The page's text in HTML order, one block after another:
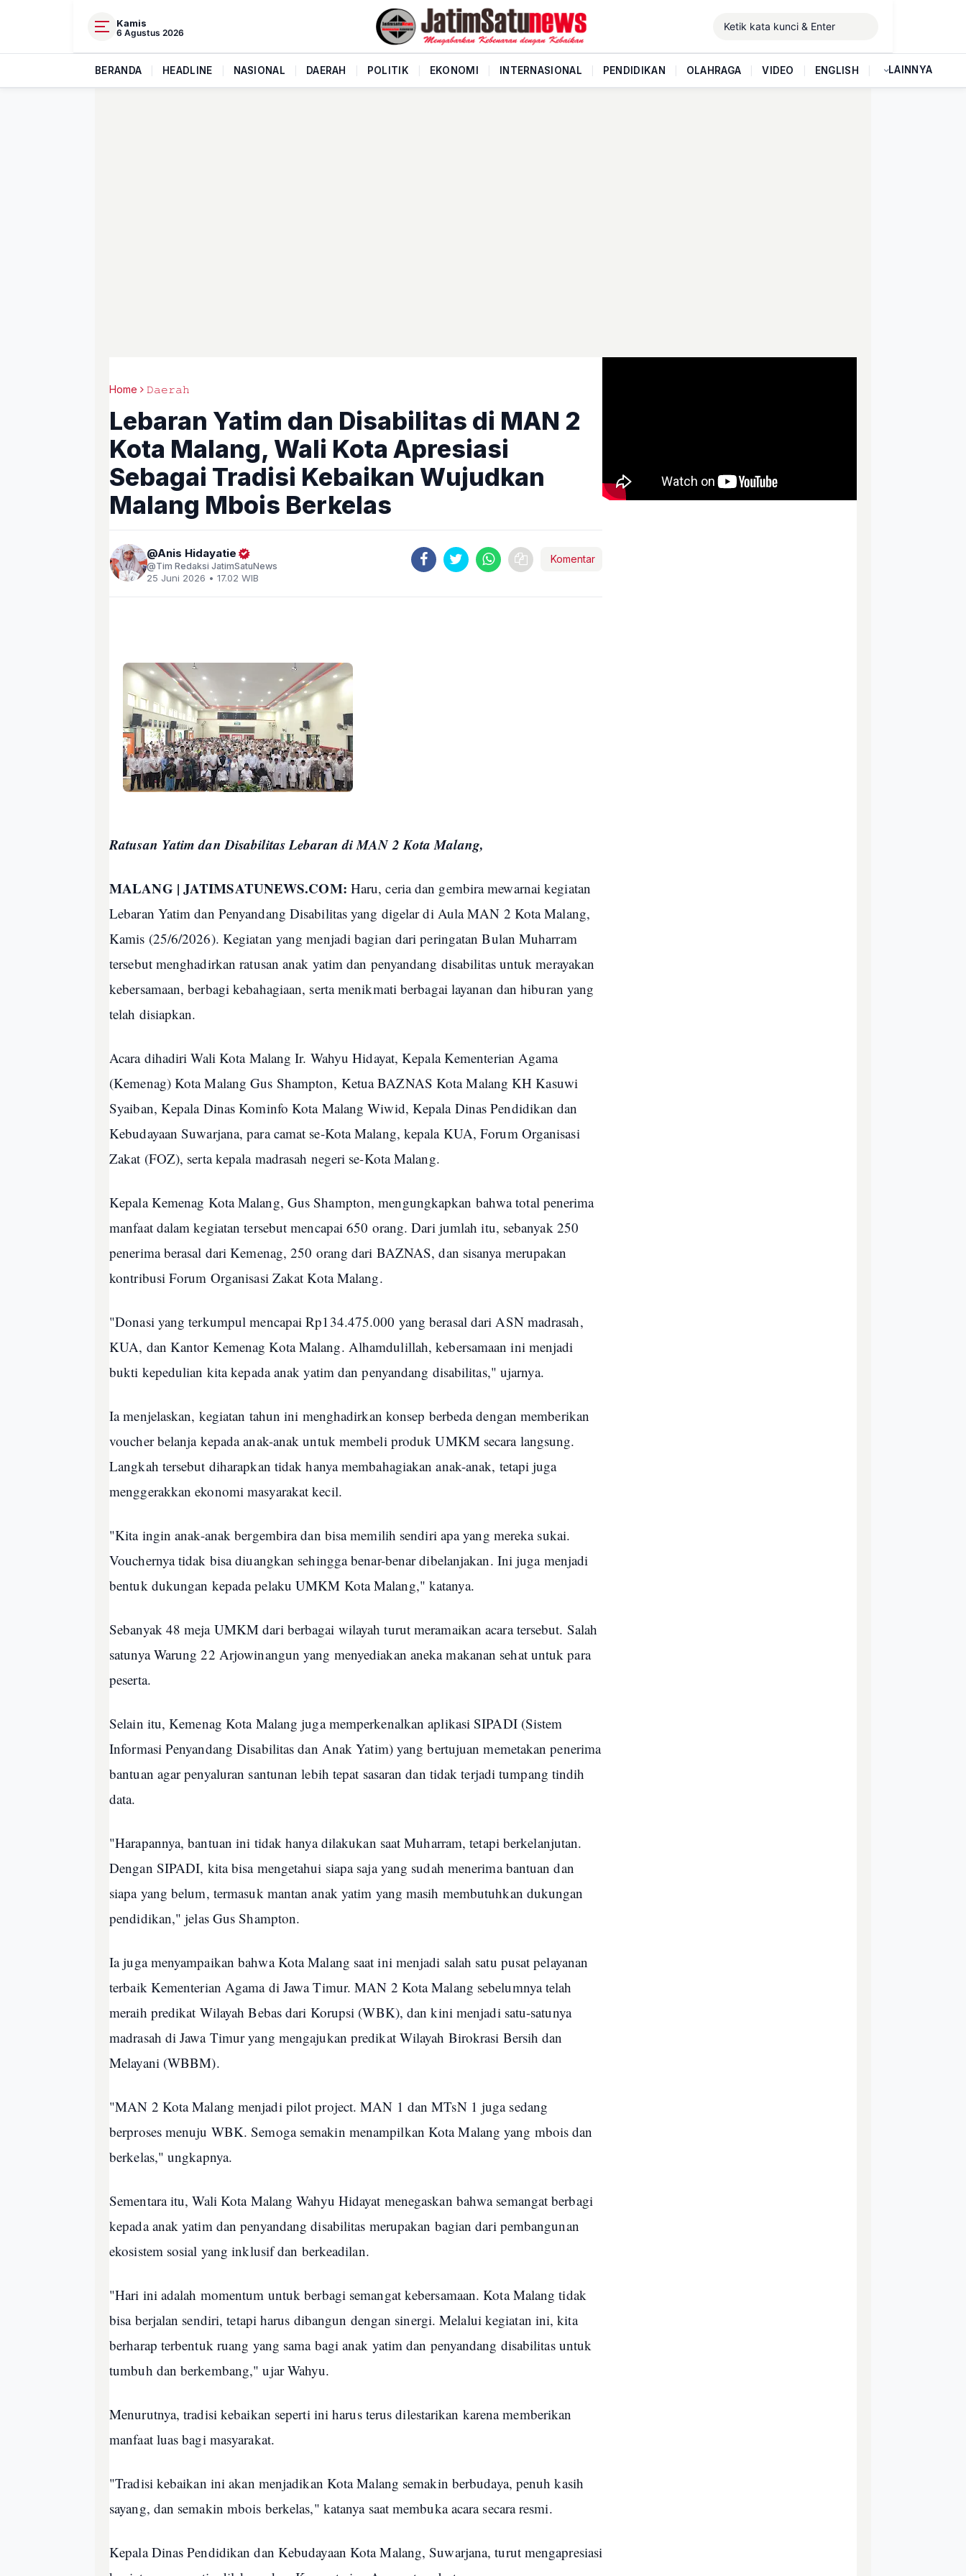
Kamis
6 Agustus 2026
BERANDA HEADLINE NASIONAL DAERAH POLITIK EKONOMI INTERNASIONAL PENDIDIKAN OLAHRAGA VIDEO ENGLISH LAINNYA
Home 𝙳𝚊𝚎𝚛𝚊𝚑
Lebaran Yatim dan Disabilitas di MAN 2
Kota Malang, Wali Kota Apresiasi
Sebagai Tradisi Kebaikan Wujudkan
Malang Mbois Berkelas
Anis Hidayatie
Tim Redaksi JatimSatuNews
25 Juni 2026 • 17.02 WIB
Komentar
Ratusan Yatim dan Disabilitas Lebaran di MAN 2 Kota Malang,
MALANG | JATIMSATUNEWS.COM: Haru, ceria dan gembira mewarnai kegiatan
Lebaran Yatim dan Penyandang Disabilitas yang digelar di Aula MAN 2 Kota Malang,
Kamis (25/6/2026). Kegiatan yang menjadi bagian dari peringatan Bulan Muharram
tersebut menghadirkan ratusan anak yatim dan penyandang disabilitas untuk merayakan
kebersamaan, berbagi kebahagiaan, serta menikmati berbagai layanan dan hiburan yang
telah disiapkan.
Acara dihadiri Wali Kota Malang Ir. Wahyu Hidayat, Kepala Kementerian Agama
(Kemenag) Kota Malang Gus Shampton, Ketua BAZNAS Kota Malang KH Kasuwi
Syaiban, Kepala Dinas Kominfo Kota Malang Wiwid, Kepala Dinas Pendidikan dan
Kebudayaan Suwarjana, para camat se-Kota Malang, kepala KUA, Forum Organisasi
Zakat (FOZ), serta kepala madrasah negeri se-Kota Malang.
Kepala Kemenag Kota Malang, Gus Shampton, mengungkapkan bahwa total penerima
manfaat dalam kegiatan tersebut mencapai 650 orang. Dari jumlah itu, sebanyak 250
penerima berasal dari Kemenag, 250 orang dari BAZNAS, dan sisanya merupakan
kontribusi Forum Organisasi Zakat Kota Malang.
"Donasi yang terkumpul mencapai Rp134.475.000 yang berasal dari ASN madrasah,
KUA, dan Kantor Kemenag Kota Malang. Alhamdulillah, kebersamaan ini menjadi
bukti kepedulian kita kepada anak yatim dan penyandang disabilitas," ujarnya.
Ia menjelaskan, kegiatan tahun ini menghadirkan konsep berbeda dengan memberikan
voucher belanja kepada anak-anak untuk membeli produk UMKM secara langsung.
Langkah tersebut diharapkan tidak hanya membahagiakan anak-anak, tetapi juga
menggerakkan ekonomi masyarakat kecil.
"Kita ingin anak-anak bergembira dan bisa memilih sendiri apa yang mereka sukai.
Vouchernya tidak bisa diuangkan sehingga benar-benar dibelanjakan. Ini juga menjadi
bentuk dukungan kepada pelaku UMKM Kota Malang," katanya.
Sebanyak 48 meja UMKM dari berbagai wilayah turut meramaikan acara tersebut. Salah
satunya Warung 22 Arjowinangun yang menyediakan aneka makanan sehat untuk para
peserta.
Selain itu, Kemenag Kota Malang juga memperkenalkan aplikasi SIPADI (Sistem
Informasi Penyandang Disabilitas dan Anak Yatim) yang bertujuan memetakan penerima
bantuan agar penyaluran santunan lebih tepat sasaran dan tidak terjadi tumpang tindih
data.
"Harapannya, bantuan ini tidak hanya dilakukan saat Muharram, tetapi berkelanjutan.
Dengan SIPADI, kita bisa mengetahui siapa saja yang sudah menerima bantuan dan
siapa yang belum, termasuk mantan anak yatim yang masih membutuhkan dukungan
pendidikan," jelas Gus Shampton.
Ia juga menyampaikan bahwa Kota Malang saat ini menjadi salah satu pusat pelayanan
terbaik Kementerian Agama di Jawa Timur. MAN 2 Kota Malang sebelumnya telah
meraih predikat Wilayah Bebas dari Korupsi (WBK), dan kini menjadi satu-satunya
madrasah di Jawa Timur yang mengajukan predikat Wilayah Birokrasi Bersih dan
Melayani (WBBM).
"MAN 2 Kota Malang menjadi pilot project. MAN 1 dan MTsN 1 juga sedang
berproses menuju WBK. Semoga semakin menampilkan Kota Malang yang mbois dan
berkelas," ungkapnya.
Sementara itu, Wali Kota Malang Wahyu Hidayat menegaskan bahwa semangat berbagi
kepada anak yatim dan penyandang disabilitas merupakan bagian dari pembangunan
ekosistem sosial yang inklusif dan berkeadilan.
"Hari ini adalah momentum untuk berbagi semangat kebersamaan. Kota Malang tidak
bisa berjalan sendiri, tetapi harus dibangun dengan sinergi. Melalui kegiatan ini, kita
berharap terbentuk ruang yang sama bagi anak yatim dan penyandang disabilitas untuk
tumbuh dan berkembang," ujar Wahyu.
Menurutnya, tradisi kebaikan seperti ini harus terus dilestarikan karena memberikan
manfaat luas bagi masyarakat.
"Tradisi kebaikan ini akan menjadikan Kota Malang semakin berbudaya, penuh kasih
sayang, dan semakin mbois berkelas," katanya saat membuka acara secara resmi.
Kepala Dinas Pendidikan dan Kebudayaan Kota Malang, Suwarjana, turut mengapresiasi